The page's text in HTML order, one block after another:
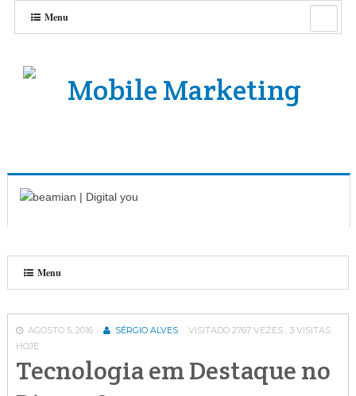
Menu
Menu
AGOSTO 5, 2016 SÉRGIO ALVES
VISITADO 2767 VEZES , 3 VISITAS
HOJE
Tecnologia em Destaque no